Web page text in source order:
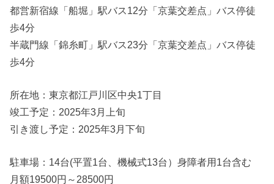
都営新宿線「船堀」駅バス12分「京葉交差点」バス停徒
歩4分
半蔵門線「錦糸町」駅バス23分「京葉交差点」バス停徒
歩4分
所在地：東京都江戸川区中央1丁目
竣工予定：2025年3月上旬
引き渡し予定：2025年3月下旬
駐車場：14台(平置1台、機械式13台）身障者用1台含む
月額19500円～28500円